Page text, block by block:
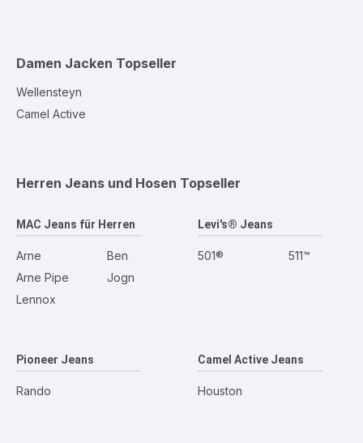
Damen Jacken Topseller
Wellensteyn
Camel Active
Herren Jeans und Hosen Topseller
MAC Jeans für Herren
Arne
Arne Pipe
Lennox
Ben
Jogn
Levi's® Jeans
501® 511™
Pioneer Jeans
Rando
Camel Active Jeans
Houston